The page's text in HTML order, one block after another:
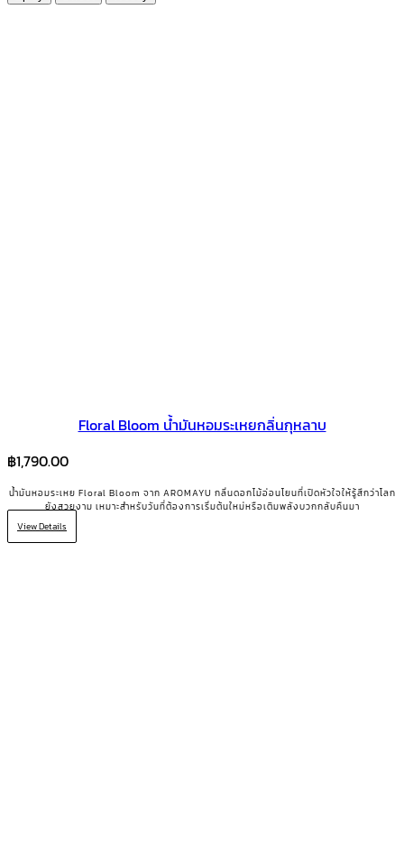
Floral Bloom น้ำมันหอมระเหยกลิ่นกุหลาบ
฿1,790.00
น้ำมันหอมระเหย Floral Bloom จาก AROMAYU กลิ่นดอกไม้อ่อนโยนที่เปิดหัวใจให้รู้สึกว่าโลก
ยังสวยงาม เหมาะสำหรับวันที่ต้องการเริ่มต้นใหม่หรือเติมพลังบวกกลับคืนมา
View Details